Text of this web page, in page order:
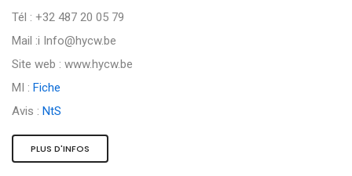
Tél : +32 487 20 05 79
Mail :i Info@hycw.be
Site web : www.hycw.be
MI : Fiche
Avis : NtS
PLUS D'INFOS